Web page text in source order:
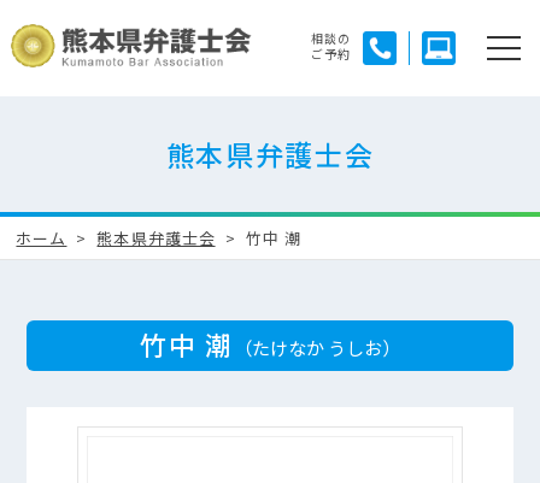
相談の
ご予約
熊本県弁護士会
ホーム 熊本県弁護士会 竹中 潮
竹中 潮 （たけなか うしお）